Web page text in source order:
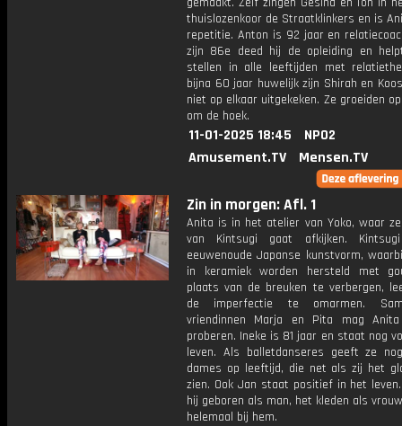
thuislozenkoor de Straatklinkers en is
repetitie. Anton is 92 jaar en
zijn 86e deed hij de opleiding en
stellen in alle leeftijden met
bijna 60 jaar huwelijk zijn Shirah en
niet op elkaar uitgekeken. Ze groeiden
om de hoek.
11-01-2025 18:45
NPO2
Amusement.TV
Mensen.TV
Zin in morgen: Afl. 1
Anita is in het atelier van Yoko, waar
van Kintsugi gaat afkijken.
eeuwenoude Japanse kunstvorm,
in keramiek worden hersteld met
plaats van de breuken te verbergen,
de imperfectie te omarmen.
vriendinnen Marja en Pita mag
proberen. Ineke is 81 jaar en staat nog
leven. Als balletdanseres geeft ze
dames op leeftijd, die net als zij het
zien. Ook Jan staat positief in het
hij geboren als man, het kleden als
helemaal bij hem.